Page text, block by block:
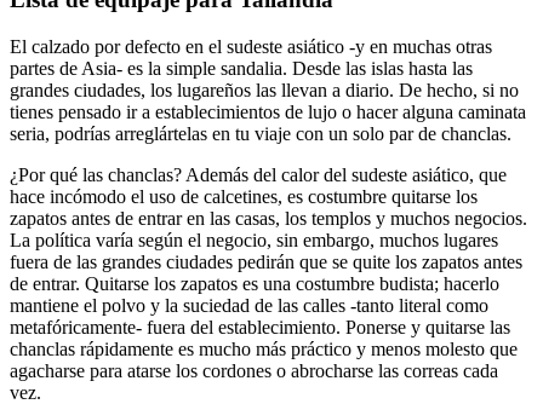
El calzado por defecto en el sudeste asiático -y en muchas otras
partes de Asia- es la simple sandalia. Desde las islas hasta las
grandes ciudades, los lugareños las llevan a diario. De hecho, si no
tienes pensado ir a establecimientos de lujo o hacer alguna caminata
seria, podrías arreglártelas en tu viaje con un solo par de chanclas.
¿Por qué las chanclas? Además del calor del sudeste asiático, que
hace incómodo el uso de calcetines, es costumbre quitarse los
zapatos antes de entrar en las casas, los templos y muchos negocios.
La política varía según el negocio, sin embargo, muchos lugares
fuera de las grandes ciudades pedirán que se quite los zapatos antes
de entrar. Quitarse los zapatos es una costumbre budista; hacerlo
mantiene el polvo y la suciedad de las calles -tanto literal como
metafóricamente- fuera del establecimiento. Ponerse y quitarse las
chanclas rápidamente es mucho más práctico y menos molesto que
agacharse para atarse los cordones o abrocharse las correas cada
vez.